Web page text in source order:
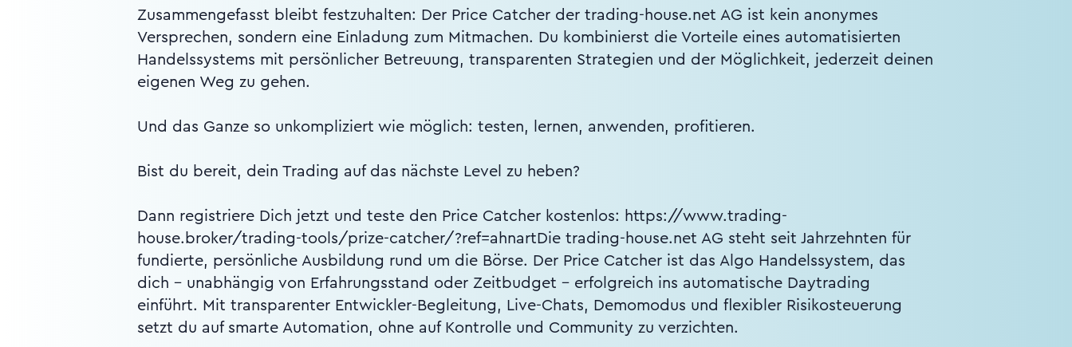
Zusammengefasst bleibt festzuhalten: Der Price Catcher der trading-house.net AG ist kein anonymes
Versprechen, sondern eine Einladung zum Mitmachen. Du kombinierst die Vorteile eines automatisierten
Handelssystems mit persönlicher Betreuung, transparenten Strategien und der Möglichkeit, jederzeit deinen
eigenen Weg zu gehen.
Und das Ganze so unkompliziert wie möglich: testen, lernen, anwenden, profitieren.
Bist du bereit, dein Trading auf das nächste Level zu heben?
Dann registriere Dich jetzt und teste den Price Catcher kostenlos: https://www.trading-
house.broker/trading-tools/prize-catcher/?ref=ahnartDie trading-house.net AG steht seit Jahrzehnten für
fundierte, persönliche Ausbildung rund um die Börse. Der Price Catcher ist das Algo Handelssystem, das
dich – unabhängig von Erfahrungsstand oder Zeitbudget – erfolgreich ins automatische Daytrading
einführt. Mit transparenter Entwickler-Begleitung, Live-Chats, Demomodus und flexibler Risikosteuerung
setzt du auf smarte Automation, ohne auf Kontrolle und Community zu verzichten.